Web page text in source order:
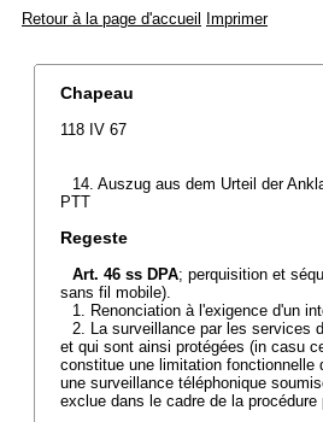
Retour à la page d'accueil Imprimer
Chapeau
118 IV 67
14. Auszug aus dem Urteil der
PTT
Regeste
Art. 46 ss DPA; perquisition et
sans fil mobile).
1. Renonciation à l'exigence d'un
2. La surveillance par les services
et qui sont ainsi protégées (in casu
constitue une limitation
une surveillance téléphonique
exclue dans le cadre de la